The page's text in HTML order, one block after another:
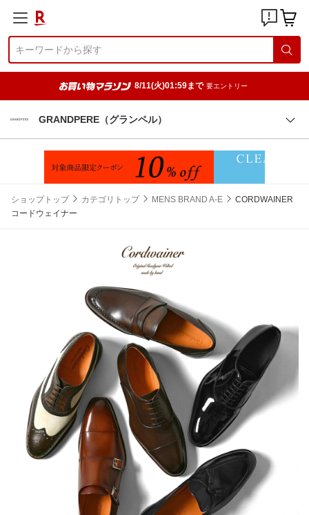
8/11(火)01:59まで 要エントリー
GRANDPERE（グランペル）
ショップトップ カテゴリトップ MENS BRAND A-E
CORDWAINER
コードウェイナー